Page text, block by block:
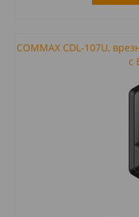
COMMAX CDL-107U,
с